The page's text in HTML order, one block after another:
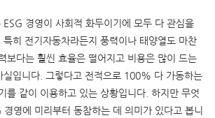
ESG 경영이 사회적 화두이기에 모두 다 관심을
히 전기자동차라든지 풍력이나 태양열도 마찬
보다는 훨씬 효율은 떨어지고 비용은 많이 드는
실입니다. 그렇다고 전적으로 100% 다 가동하는
를 같이 이용하고 있는 상황입니다. 하지만 무엇
경영에 미리부터 동참하는 데 의미가 있다고 봅니